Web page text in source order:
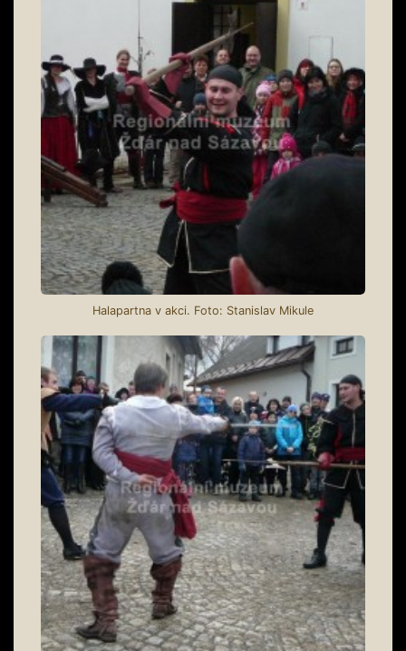
Halapartna v akci. Foto: Stanislav Mikule